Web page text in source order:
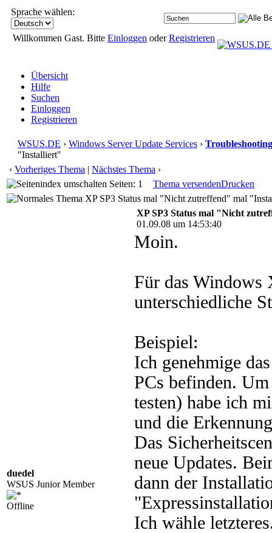
Sprache wählen:
Willkommen Gast. Bitte Einloggen oderRegistrieren
Übersicht
Hilfe
Suchen
Einloggen
Registrieren
WSUS.DE › Windows Server Update Services › Troubleshooting
"Installiert"
‹ Vorheriges Thema | Nächstes Thema ›
Seiten: 1
Thema versendenDrucken
XP SP3 Status mal "Nicht zutreffend" mal
duedel
WSUS Junior Member
Offline
XP SP3 Status mal "Nicht
01.09.08 um 14:53:40
Moin.
Für das Windows
unterschiedliche
Beispiel:
Ich genehmige
PCs befinden.
testen) habe ich
und die
Das
neue Updates.
dann der
Ich wähle